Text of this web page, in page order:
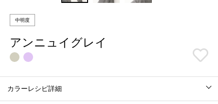
中明度
アンニュイグレイ
カラーレシピ詳細